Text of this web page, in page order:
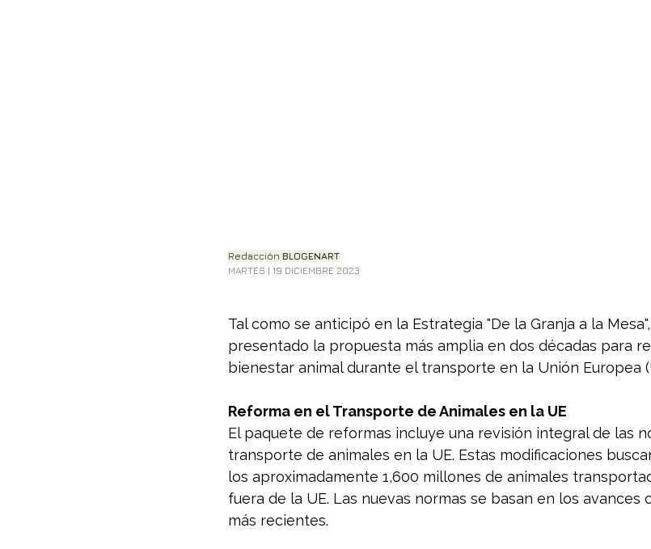
Redacción BLOGENART
MARTES | 19 DICIEMBRE 2023
Tal como se anticipó en la Estrategia "De la Granja a la
presentado la propuesta más amplia en dos décadas para
bienestar animal durante el transporte en la Unión Europea
Reforma en el Transporte de Animales en la UE
El paquete de reformas incluye una revisión integral de las
transporte de animales en la UE. Estas modificaciones
los aproximadamente 1,600 millones de animales
fuera de la UE. Las nuevas normas se basan en los
más recientes.